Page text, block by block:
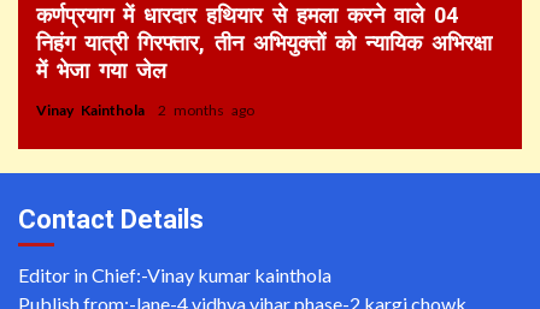
कर्णप्रयाग में धारदार हथियार से हमला करने वाले 04
निहंग यात्री गिरफ्तार, तीन अभियुक्तों को न्यायिक अभिरक्षा
में भेजा गया जेल
Vinay Kainthola 2 months ago
Contact Details
Editor in Chief:-Vinay kumar kainthola
Publish from:-lane-4 vidhya vihar phase-2 kargi chowk